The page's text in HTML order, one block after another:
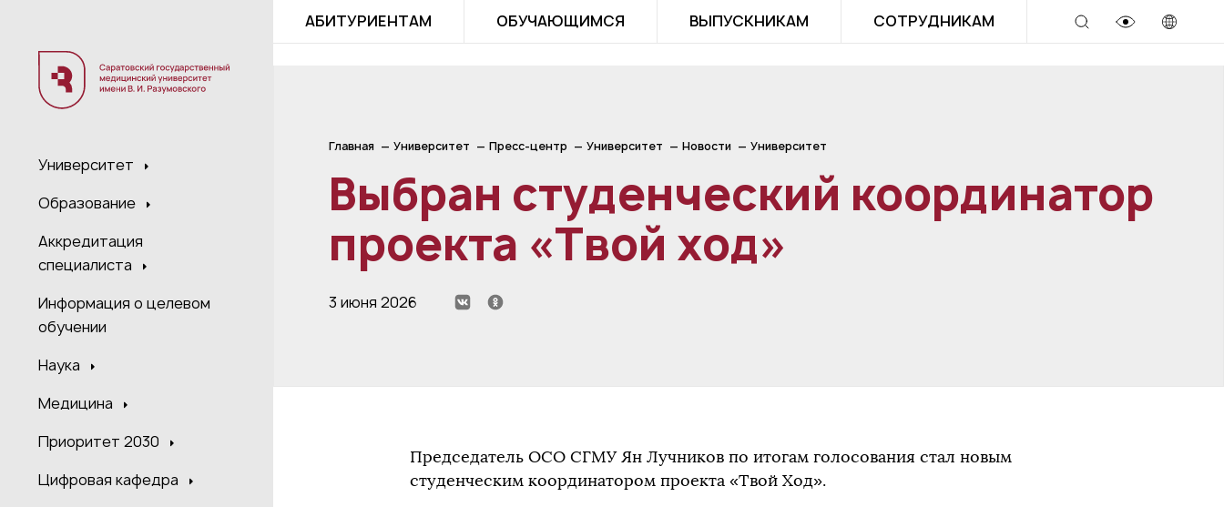
Университет
Образование
Аккредитация
специалиста
Информация о целевом
обучении
Наука
Медицина
Приоритет 2030
Цифровая кафедра
АБИТУРИЕНТАМ ОБУЧАЮЩИМСЯ ВЫПУСКНИКАМ СОТРУДНИКАМ
Главная Университет Пресс-центр Университет Новости Университет
Выбран студенческий координатор
проекта «Твой ход»
3 июня 2026
Председатель ОСО СГМУ Ян Лучников по итогам голосования стал новым
студенческим координатором проекта «Твой Ход».